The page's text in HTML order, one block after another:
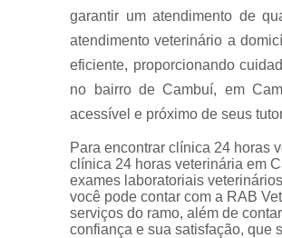
garantir um atendimento de
atendimento veterinário a
eficiente, proporcionando
no bairro de Cambuí, em
acessível e próximo de seus
Para encontrar clínica 24 horas
clínica 24 horas veterinária em
exames laboratoriais
você pode contar com a RAB
serviços do ramo, além de
confiança e sua satisfação, que